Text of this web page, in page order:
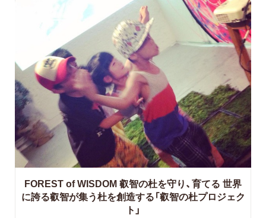
FOREST of WISDOM 叡智の杜を守り、育てる 世界
に誇る叡智が集う杜を創造する「叡智の杜プロジェク
ト」